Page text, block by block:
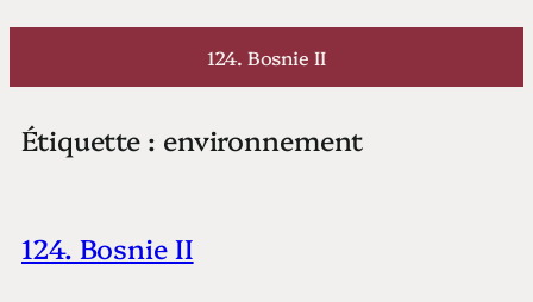
Aller
124. Bosnie II
Étiquette : environnement
124. Bosnie II